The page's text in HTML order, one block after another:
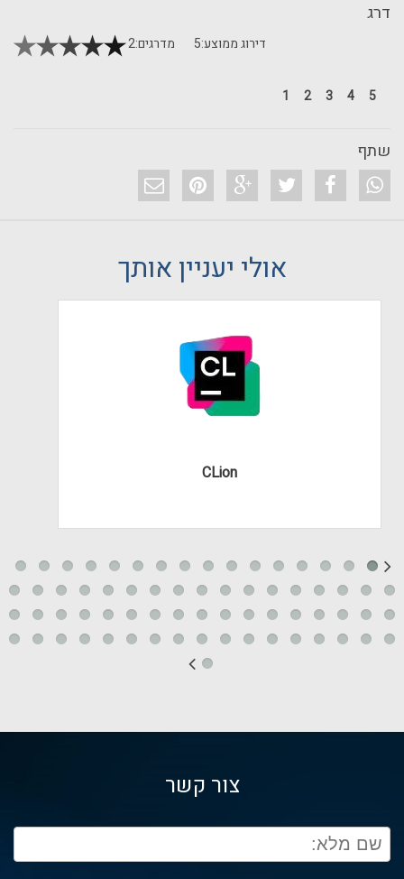
דרג
דירוג ממוצע:5 מדרגים:2
5
4
3
2
1
שתף
אולי יעניין אותך
CLion
צור קשר